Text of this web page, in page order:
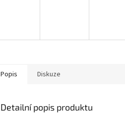
Popis Diskuze
Detailní popis produktu